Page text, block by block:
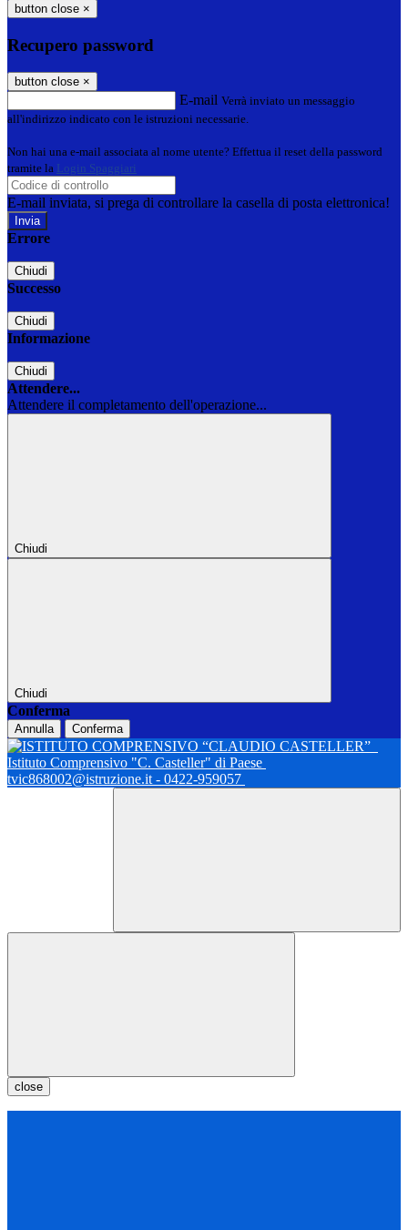
button close ×
Recupero password
button close ×
E-mail Verrà inviato un messaggio
all'indirizzo indicato con le istruzioni necessarie.
Non hai una e-mail associata al nome utente? Effettua il reset della password
tramite la Login Spaggiari
E-mail inviata, si prega di controllare la casella di posta elettronica!
Errore
Chiudi
Successo
Chiudi
Informazione
Chiudi
Attendere...
Attendere il completamento dell'operazione...
Chiudi
Chiudi
Conferma
Annulla Conferma
Istituto Comprensivo "C. Casteller" di Paese
tvic868002@istruzione.it - 0422-959057
close